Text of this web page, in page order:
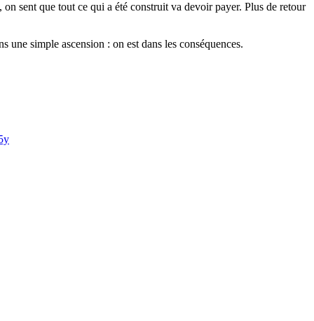
sent que tout ce qui a été construit va devoir payer. Plus de retour
simple ascension : on est dans les conséquences.